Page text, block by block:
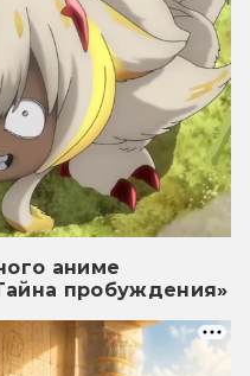
аниме
пробуждения»